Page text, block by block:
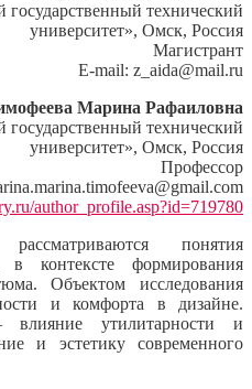
технический
университет», Омск, Россия
Магистрант
E-mail: z_aida@mail.ru
Марина Рафаиловна
технический
университет», Омск, Россия
Профессор
author_profile.asp?id=719780
понятия
контексте формирования
Объектом исследования
и комфорта в дизайне.
влияние утилитарности и
и эстетику современного